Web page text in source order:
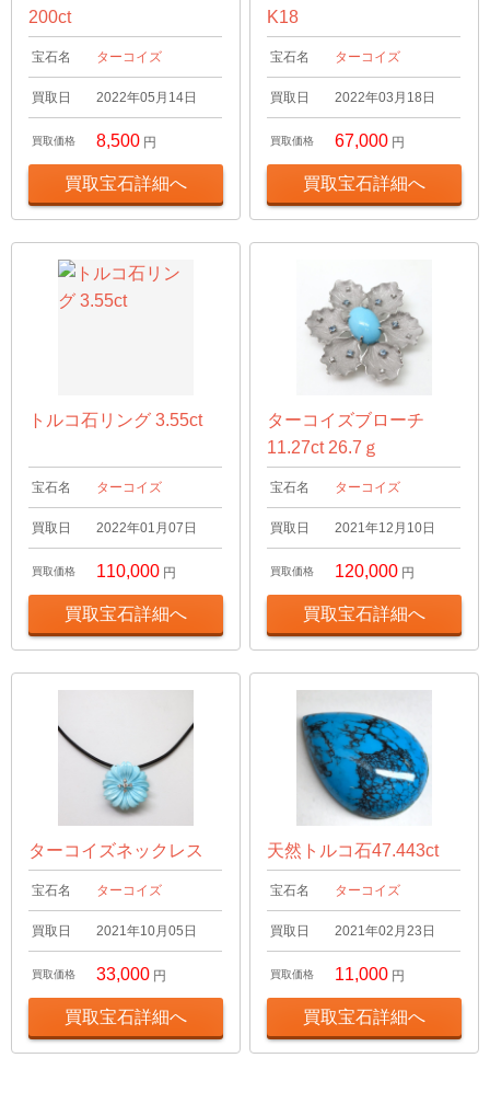
200ct
宝石名 ターコイズ
買取日 2022年05月14日
買取価格 8,500 円
買取宝石詳細へ
K18
宝石名 ターコイズ
買取日 2022年03月18日
買取価格 67,000 円
買取宝石詳細へ
トルコ石リング 3.55ct
宝石名 ターコイズ
買取日 2022年01月07日
買取価格 110,000 円
買取宝石詳細へ
ターコイズブローチ
11.27ct 26.7ｇ
宝石名 ターコイズ
買取日 2021年12月10日
買取価格 120,000 円
買取宝石詳細へ
ターコイズネックレス
宝石名 ターコイズ
買取日 2021年10月05日
買取価格 33,000 円
買取宝石詳細へ
天然トルコ石47.443ct
宝石名 ターコイズ
買取日 2021年02月23日
買取価格 11,000 円
買取宝石詳細へ